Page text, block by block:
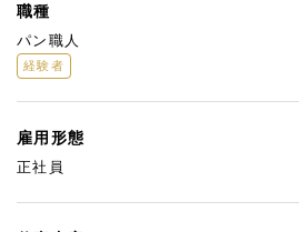
職種
パン職人
経験者
雇用形態
正社員